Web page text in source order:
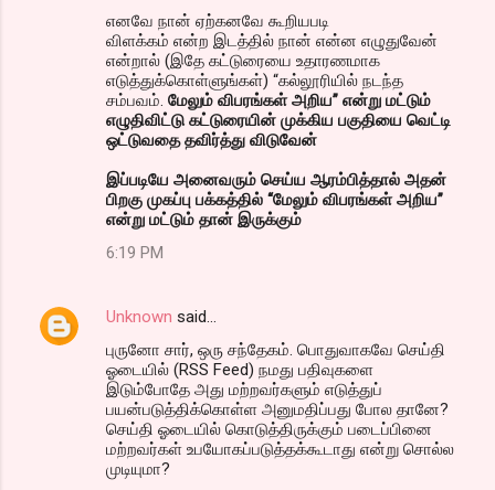
எனவே நான் ஏற்கனவே கூறியபடி
விளக்கம் என்ற இடத்தில் நான் என்ன எழுதுவேன்
என்றால் (இதே கட்டுரையை உதாரணமாக
எடுத்துக்கொள்ளுங்கள்) “கல்லூரியில் நடந்த
சம்பவம். மேலும் விபரங்கள் அறிய” என்று மட்டும்
எழுதிவிட்டு கட்டுரையின் முக்கிய பகுதியை வெட்டி
ஒட்டுவதை தவிர்த்து விடுவேன்
இப்படியே அனைவரும் செய்ய ஆரம்பித்தால் அதன்
பிறகு முகப்பு பக்கத்தில் “மேலும் விபரங்கள் அறிய”
என்று மட்டும் தான் இருக்கும்
6:19 PM
Unknown said…
புருனோ சார், ஒரு சந்தேகம். பொதுவாகவே செய்தி
ஓடையில் (RSS Feed) நமது பதிவுகளை
இடும்போதே அது மற்றவர்களும் எடுத்துப்
பயன்படுத்திக்கொள்ள அனுமதிப்பது போல தானே?
செய்தி ஓடையில் கொடுத்திருக்கும் படைப்பினை
மற்றவர்கள் உபயோகப்படுத்தக்கூடாது என்று சொல்ல
முடியுமா?